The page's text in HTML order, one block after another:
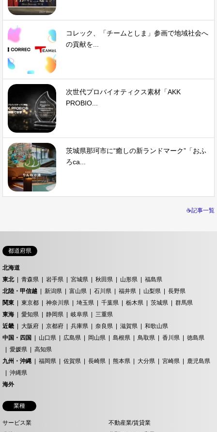
コレック、「チームとしま」参画で地域社会へ
の貢献を...
次世代プロバイオティクス素材「AKK
PROBIO...
茨城県那珂市に“癒しの新ランドマーク”「おふ
ろca...
☕記事一覧
都道府県
北海道
東北
青森県 岩手県 宮城県 秋田県 山形県
福島県
北陸・甲信越
新潟県 富山県 石川県 福井県 山梨県
長野県
関東
東京都 神奈川県 埼玉県 千葉県 栃木県 茨城県
群馬県
東海
愛知県 静岡県 岐阜県
三重県
近畿
大阪府 京都府 兵庫県 奈良県 滋賀県
和歌山県
中国・四国
山口県 広島県 岡山県 島根県 鳥取県 香川県
徳島県
愛媛県
高知県
九州・沖縄
福岡県 佐賀県 長崎県 熊本県 大分県 宮崎県
鹿児島県
沖縄県
海外
業種
サービス業
不動産業/賃貸業